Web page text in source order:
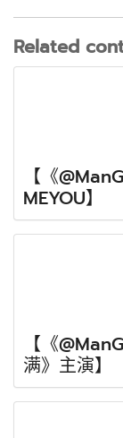
Related
【《
MEYOU】
【《
满》主演】